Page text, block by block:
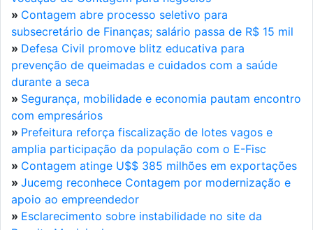
» Contagem abre processo seletivo para
subsecretário de Finanças; salário passa de R$ 15 mil
» Defesa Civil promove blitz educativa para
prevenção de queimadas e cuidados com a saúde
durante a seca
» Segurança, mobilidade e economia pautam encontro
com empresários
» Prefeitura reforça fiscalização de lotes vagos e
amplia participação da população com o E-Fisc
» Contagem atinge U$$ 385 milhões em exportações
» Jucemg reconhece Contagem por modernização e
apoio ao empreendedor
» Esclarecimento sobre instabilidade no site da